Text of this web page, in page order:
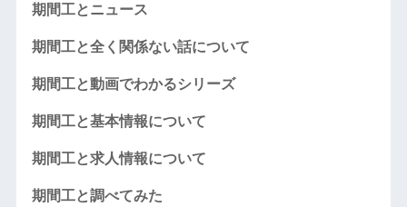
期間工とニュース
期間工と全く関係ない話について
期間工と動画でわかるシリーズ
期間工と基本情報について
期間工と求人情報について
期間工と調べてみた